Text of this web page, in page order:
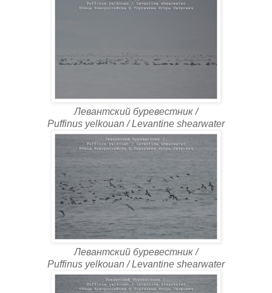
Левантский буревестник /
Puffinus yelkouan / Levantine shearwater
Левантский буревестник /
Puffinus yelkouan / Levantine shearwater